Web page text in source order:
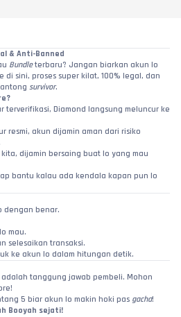
& Anti-Banned
Bundle terbaru? Jangan biarkan akun lo
di sini, proses super kilat, 100% legal, dan
survivor.
terverifikasi, Diamond langsung meluncur ke
resmi, akun dijamin aman dari risiko
dijamin bersaing buat lo yang mau
bantu kalau ada kendala kapan pun lo
dengan benar.
mau.
selesaikan transaksi.
ke akun lo dalam hitungan detik.
tanggung jawab pembeli. Mohon
5 biar akun lo makin hoki pas gacha!
Booyah sejati!